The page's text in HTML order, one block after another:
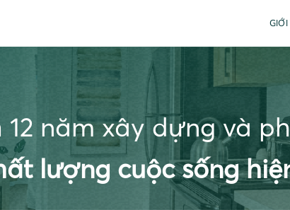
năm xây dựng và
lượng cuộc sống